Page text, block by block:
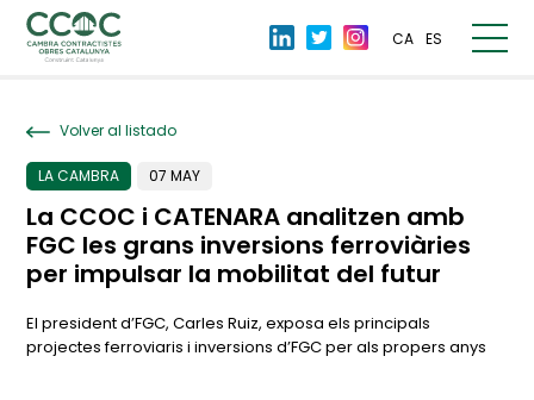
CA ES
Volver al listado
LA CAMBRA 07 MAY
La CCOC i CATENARA analitzen amb
FGC les grans inversions ferroviàries
per impulsar la mobilitat del futur
El president d’FGC, Carles Ruiz, exposa els principals
projectes ferroviaris i inversions d’FGC per als propers anys